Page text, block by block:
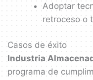
Adoptar
retroceso o
Casos de éxito
Industria
programa de